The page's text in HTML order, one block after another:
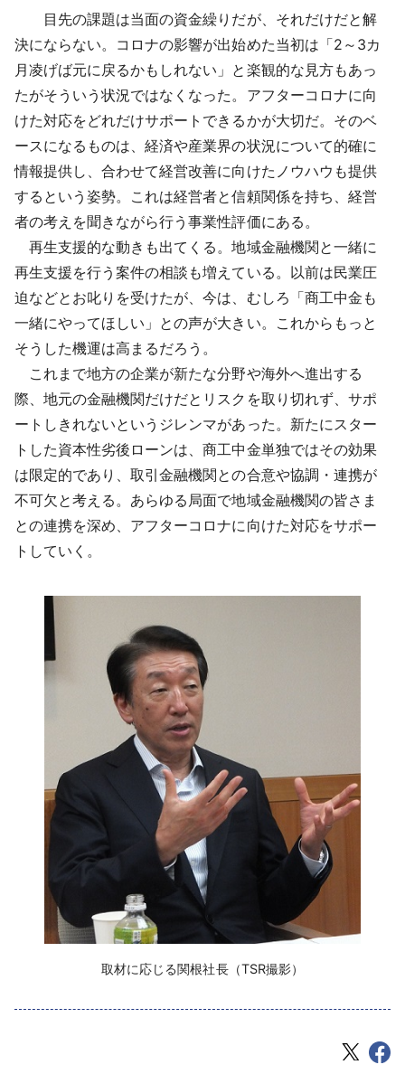
目先の課題は当面の資金繰りだが、それだけだと解
決にならない。コロナの影響が出始めた当初は「2～3カ
月凌げば元に戻るかもしれない」と楽観的な見方もあっ
たがそういう状況ではなくなった。アフターコロナに向
けた対応をどれだけサポートできるかが大切だ。そのベ
ースになるものは、経済や産業界の状況について的確に
情報提供し、合わせて経営改善に向けたノウハウも提供
するという姿勢。これは経営者と信頼関係を持ち、経営
者の考えを聞きながら行う事業性評価にある。
再生支援的な動きも出てくる。地域金融機関と一緒に
再生支援を行う案件の相談も増えている。以前は民業圧
迫などとお叱りを受けたが、今は、むしろ「商工中金も
一緒にやってほしい」との声が大きい。これからもっと
そうした機運は高まるだろう。
これまで地方の企業が新たな分野や海外へ進出する
際、地元の金融機関だけだとリスクを取り切れず、サポ
ートしきれないというジレンマがあった。新たにスター
トした資本性劣後ローンは、商工中金単独ではその効果
は限定的であり、取引金融機関との合意や協調・連携が
不可欠と考える。あらゆる局面で地域金融機関の皆さま
との連携を深め、アフターコロナに向けた対応をサポー
トしていく。
取材に応じる関根社長（TSR撮影）